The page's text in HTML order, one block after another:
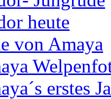
heute
von Amaya
erstes